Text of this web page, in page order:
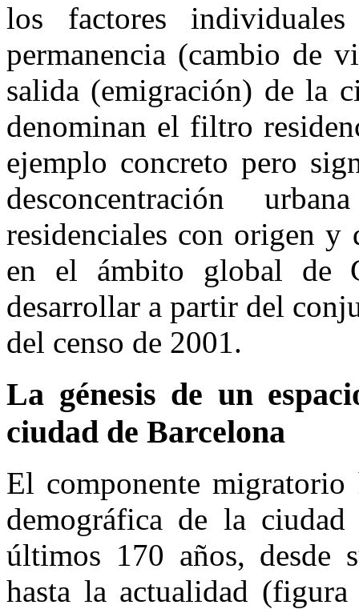
los factores
permanencia (cambio de
salida (emigración) de la
denominan el filtro
ejemplo concreto pero
desconcentración
residenciales con origen y
en el ámbito global de
desarrollar a partir del
del censo de 2001.
La génesis de un
ciudad de Barcelona
El componente
demográfica de la
últimos 170 años, desde
hasta la actualidad